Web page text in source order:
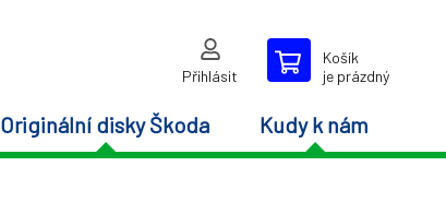
Přihlásit
Košík
je prázdný
Originální disky Škoda Kudy k nám